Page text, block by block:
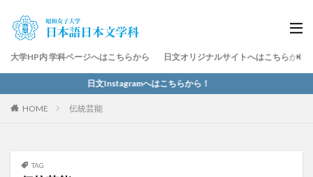
大学HP内 学科ページへはこちらから 日文オリジナルサイトへはこちらから
日文Instagramへはこちらから！
HOME 伝統芸能
TAG